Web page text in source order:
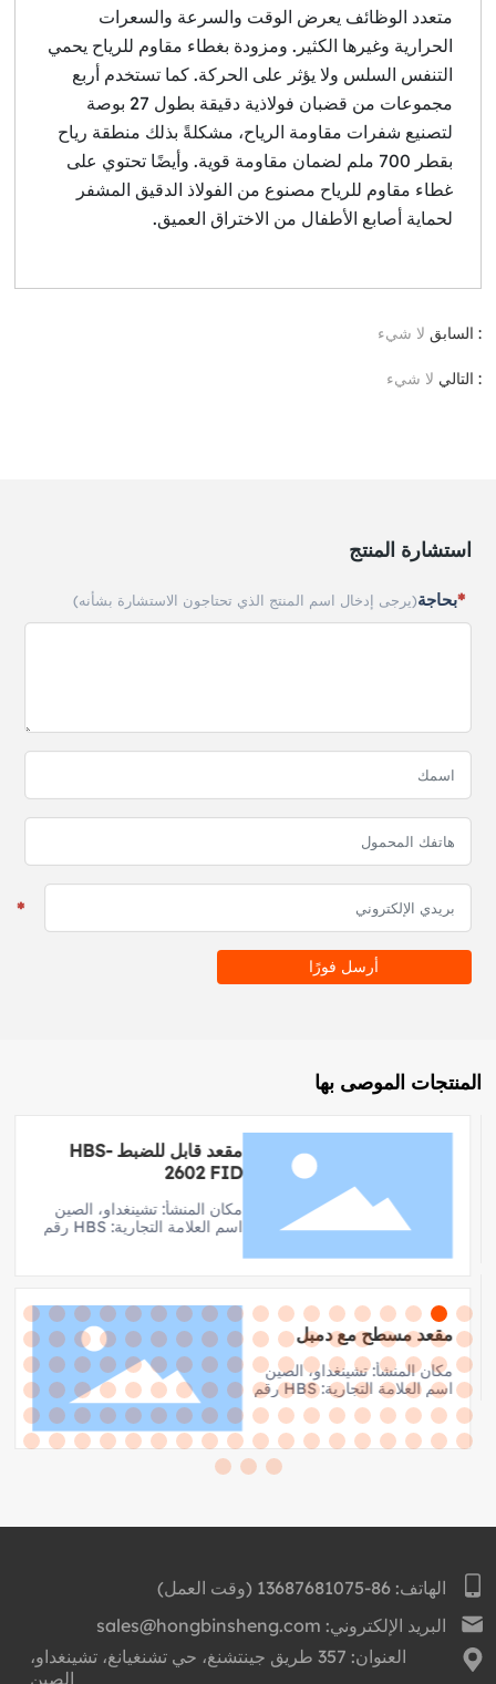
متعدد الوظائف يعرض الوقت والسرعة والسعرات
الحرارية وغيرها الكثير. ومزودة بغطاء مقاوم للرياح يحمي
التنفس السلس ولا يؤثر على الحركة. كما تستخدم أربع
مجموعات من قضبان فولاذية دقيقة بطول 27 بوصة
لتصنيع شفرات مقاومة الرياح، مشكلةً بذلك منطقة رياح
بقطر 700 ملم لضمان مقاومة قوية. وأيضًا تحتوي على
غطاء مقاوم للرياح مصنوع من الفولاذ الدقيق المشفر
لحماية أصابع الأطفال من الاختراق العميق.
: السابق لا شيء
: التالي لا شيء
استشارة المنتج
بحاجة(يرجى إدخال اسم المنتج الذي تحتاجون الاستشارة بشأنه)
أرسل فورًا
المنتجات الموصى بها
مقعد قابل للضبط HBS-
2602 FID
مكان المنشأ: تشينغداو، الصين
اسم العلامة التجارية: HBS رقم
مقعد قابل للتعديل
مقعد مسطح مع دمبل
مكان المنشأ: تشينغداو، الصين
اسم العلامة التجارية: HBS رقم
الموديل: HBS-2601 مقعد
أوزان مسطح
الهاتف: 86-13687681075 (وقت العمل)
البريد الإلكتروني: sales@hongbinsheng.com
العنوان: 357 طريق جينتشنغ، حي تشنغيانغ، تشينغداو،
الصين